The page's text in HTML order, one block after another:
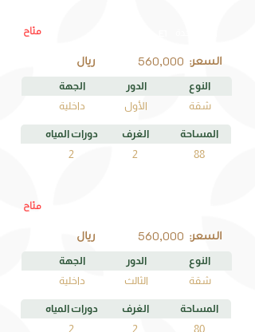
متاح
ريال 560,000 السعر:
النوع
الدور
الجهة
شقة
الأول داخلية
المساحة الغرف دورات المياه
88
2
2
متاح
ريال 560,000 السعر:
النوع
الدور
الجهة
شقة
الثالث داخلية
المساحة الغرف دورات المياه
80
2
2